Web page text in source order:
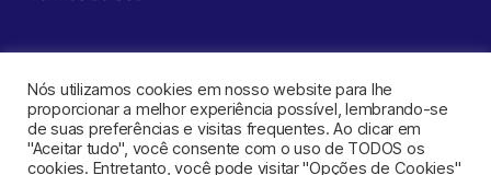
Redes Sociais
Nós utilizamos cookies em nosso website para lhe
proporcionar a melhor experiência possível, lembrando-se
de suas preferências e visitas frequentes. Ao clicar em
"Aceitar tudo", você consente com o uso de TODOS os
cookies. Entretanto, você pode visitar "Opções de Cookies"